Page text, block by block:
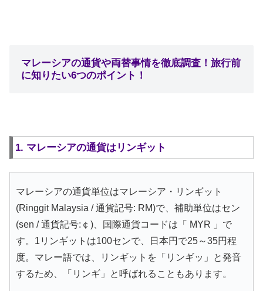
マレーシアの通貨や両替事情を徹底調査！旅行前
に知りたい6つのポイント！
1. マレーシアの通貨はリンギット
マレーシアの通貨単位はマレーシア・リンギット
(Ringgit Malaysia / 通貨記号: RM)で、補助単位はセン
(sen / 通貨記号:￠)、国際通貨コードは「 MYR 」で
す。1リンギットは100センで、日本円で25～35円程
度。マレー語では、リンギットを「リンギッ」と発音
するため、「リンギ」と呼ばれることもあります。